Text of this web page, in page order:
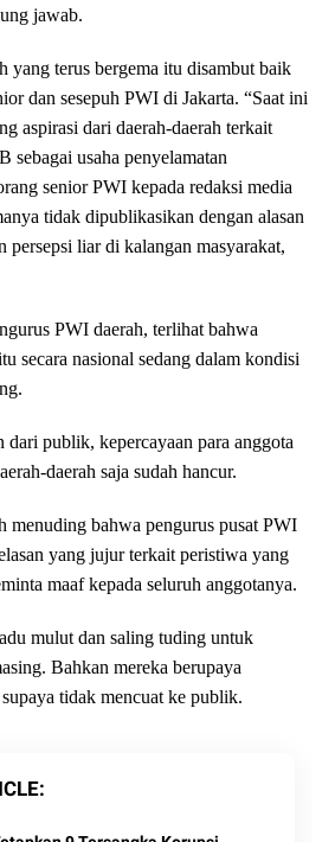
jawab.
yang terus bergema itu disambut baik
dan sesepuh PWI di Jakarta. “Saat ini
aspirasi dari daerah-daerah terkait
sebagai usaha penyelamatan
senior PWI kepada redaksi media
tidak dipublikasikan dengan alasan
persepsi liar di kalangan masyarakat,
PWI daerah, terlihat bahwa
secara nasional sedang dalam kondisi
dari publik, kepercayaan para anggota
daerah saja sudah hancur.
menuding bahwa pengurus pusat PWI
yang jujur terkait peristiwa yang
maaf kepada seluruh anggotanya.
mulut dan saling tuding untuk
Bahkan mereka berupaya
tidak mencuat ke publik.